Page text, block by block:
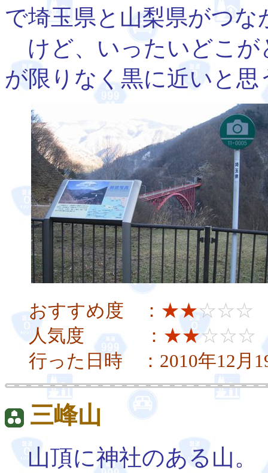
で埼玉県と山梨県がつ
けど、いったいどこが
が限りなく黒に近いと思
おすすめ度 ： ★★☆☆☆
人気度 ： ★★☆☆☆
行った日時 ：2010年12月
三峰山
山頂に神社のある山。